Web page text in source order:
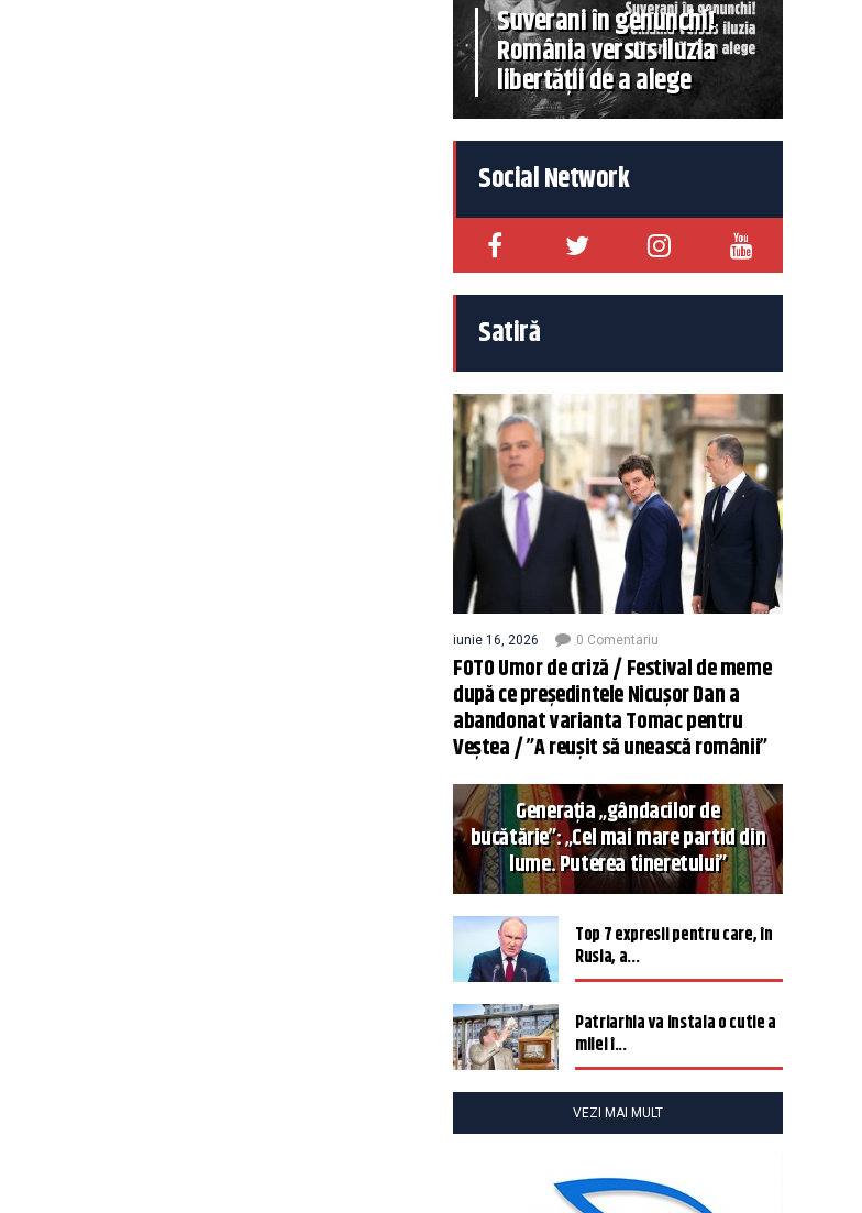
Suverani în genunchi!
România versus iluzia
libertății de a alege
Social Network
Satiră
iunie 16, 2026 0 Comentariu
FOTO Umor de criză / Festival de meme
după ce președintele Nicușor Dan a
abandonat varianta Tomac pentru
Veștea / ”A reușit să unească românii”
Generația „gândacilor de
bucătărie”: „Cel mai mare partid din
lume. Puterea tineretului”
Top 7 expresii pentru care, în
Rusia, a...
Patriarhia va instala o cutie a
milei î...
VEZI MAI MULT